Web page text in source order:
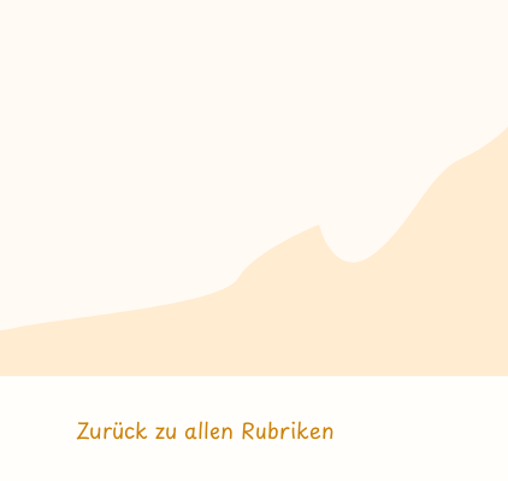
Zurück zu allen Rubriken